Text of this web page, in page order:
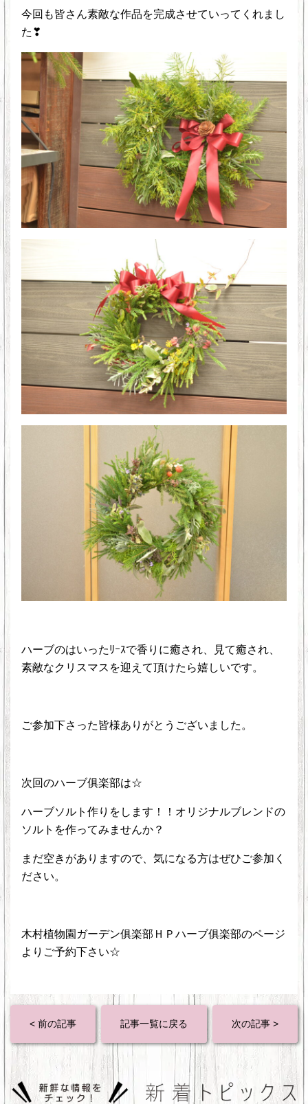
今回も皆さん素敵な作品を完成させていってくれまし
た❣
ハーブのはいったﾘｰｽで香りに癒され、見て癒され、
素敵なクリスマスを迎えて頂けたら嬉しいです。
ご参加下さった皆様ありがとうございました。
次回のハーブ俱楽部は☆
ハーブソルト作りをします！！オリジナルブレンドの
ソルトを作ってみませんか？
まだ空きがありますので、気になる方はぜひご参加く
ださい。
木村植物園ガーデン俱楽部ＨＰハーブ俱楽部のページ
よりご予約下さい☆
< 前の記事 記事一覧に戻る 次の記事 >